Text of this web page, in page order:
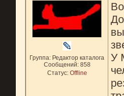
Группа: Редактор каталога
Сообщений: 858
Статус: Offline
У